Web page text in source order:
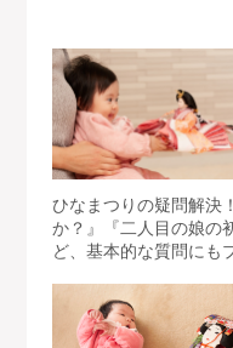
ひなまつりの疑問解決
か？』『二人目の娘の
ど、基本的な質問にも